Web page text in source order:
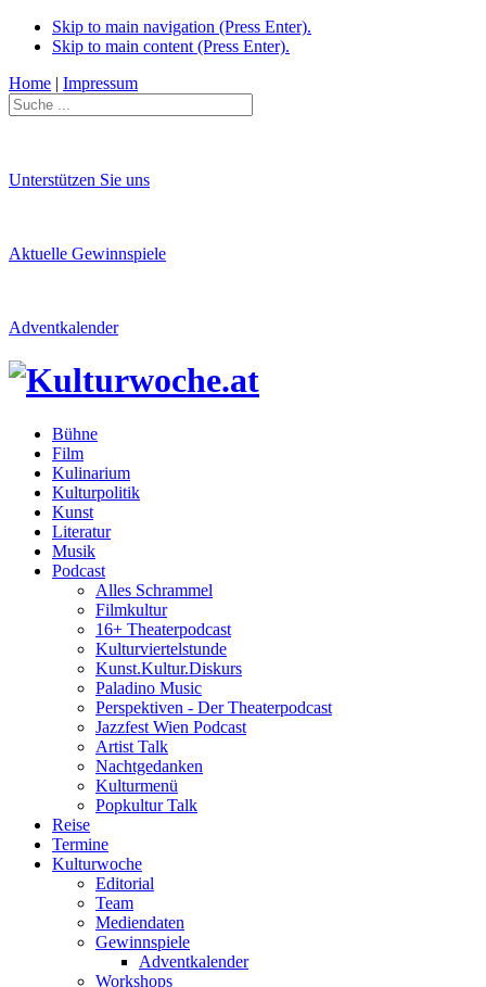
Skip to main navigation (Press Enter).
Skip to main content (Press Enter).
Home | Impressum
Unterstützen Sie uns
Aktuelle Gewinnspiele
Adventkalender
Bühne
Film
Kulinarium
Kulturpolitik
Kunst
Literatur
Musik
Podcast
Alles Schrammel
Filmkultur
16+ Theaterpodcast
Kulturviertelstunde
Kunst.Kultur.Diskurs
Paladino Music
Perspektiven - Der Theaterpodcast
Jazzfest Wien Podcast
Artist Talk
Nachtgedanken
Kulturmenü
Popkultur Talk
Reise
Termine
Kulturwoche
Editorial
Team
Mediendaten
Gewinnspiele
Adventkalender
Workshops